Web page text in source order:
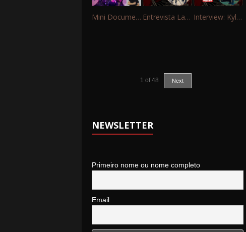
Mini Documentário – 10 Anos de Portinho Rock Entrevista Landfall Interview: Kyle Schaefer (Fallujah)
1 of 48 Next
NEWSLETTER
Primeiro nome ou nome completo
Email